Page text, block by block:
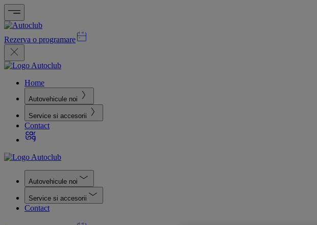
Rezerva o programare
Home
Autovehicule noi
Service si accesorii
Contact
Autovehicule noi
Service si accesorii
Contact